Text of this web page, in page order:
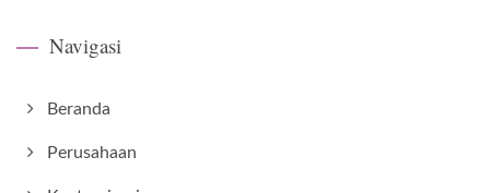
Navigasi
Beranda
Perusahaan